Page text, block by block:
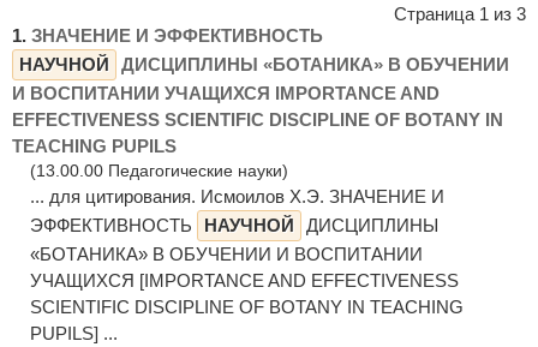
Страница 1 из 3
1. ЗНАЧЕНИЕ И ЭФФЕКТИВНОСТЬ
НАУЧНОЙ
ДИСЦИПЛИНЫ «БОТАНИКА» В ОБУЧЕНИИ
И ВОСПИТАНИИ УЧАЩИХСЯ IMPORTANCE AND
EFFECTIVENESS SCIENTIFIC DISCIPLINE OF BOTANY IN
TEACHING PUPILS
(13.00.00 Педагогические науки)
... для цитирования. Исмоилов Х.Э. ЗНАЧЕНИЕ И
ЭФФЕКТИВНОСТЬ
НАУЧНОЙ
ДИСЦИПЛИНЫ
«БОТАНИКА» В ОБУЧЕНИИ И ВОСПИТАНИИ
УЧАЩИХСЯ [IMPORTANCE AND EFFECTIVENESS
SCIENTIFIC DISCIPLINE OF BOTANY IN TEACHING
PUPILS] ...